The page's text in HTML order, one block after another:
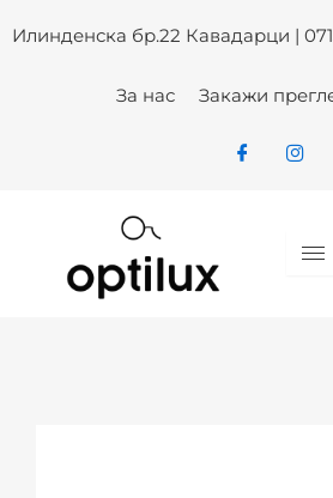
toИлинденска бр.22 Кавадарци |
За нас Закажи